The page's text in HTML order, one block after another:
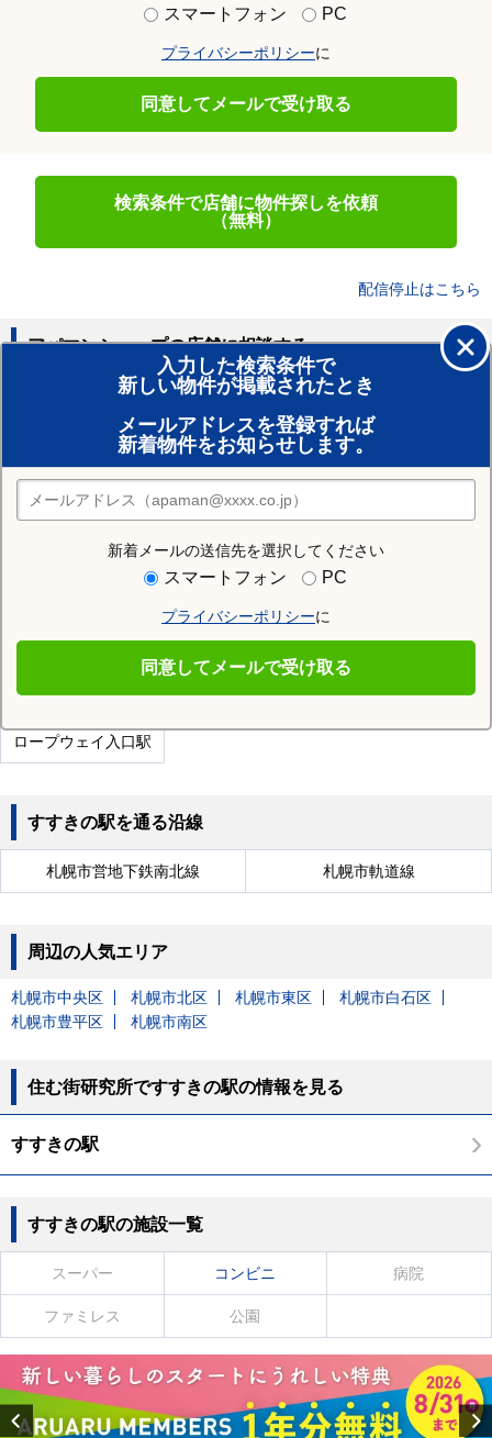
スマートフォン PC
プライバシーポリシーに
同意してメールで受け取る
検索条件で店舗に物件探しを依頼
（無料）
配信停止はこちら
入力した検索条件で
新しい物件が掲載されたとき
メールアドレスを登録すれば
新着物件をお知らせします。
新着メールの送信先を選択してください
スマートフォン PC
プライバシーポリシーに
同意してメールで受け取る
アパマンショップの店舗に相談する
賃貸のプロがお部屋探し！
おまかせ物件リクエスト
住みたい街の店舗を探す
店舗検索
西線9条旭山公園通駅
西４丁目駅
桑園駅 静修学園前駅 西線6条駅
ロープウェイ入口駅
すすきの駅を通る沿線
札幌市営地下鉄南北線 札幌市軌道線
周辺の人気エリア
札幌市中央区 札幌市北区 札幌市東区
札幌市白石区
札幌市豊平区
札幌市南区
住む街研究所ですすきの駅の情報を見る
すすきの駅
すすきの駅の施設一覧
スーパー コンビニ 病院
ファミレス 公園
Previous